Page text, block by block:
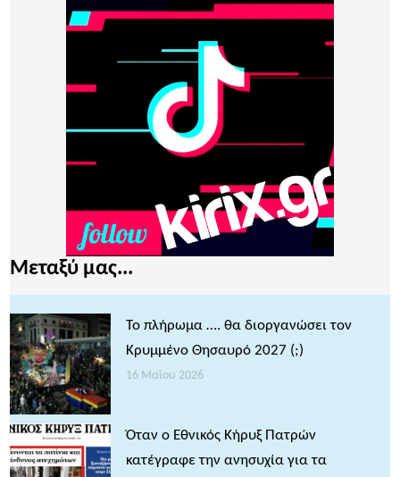
Μεταξύ μας...
Το πλήρωμα …. θα διοργανώσει τον
Κρυμμένο Θησαυρό 2027 (;)
16 Μαΐου 2026
Όταν ο Εθνικός Κήρυξ Πατρών
κατέγραφε την ανησυχία για τα